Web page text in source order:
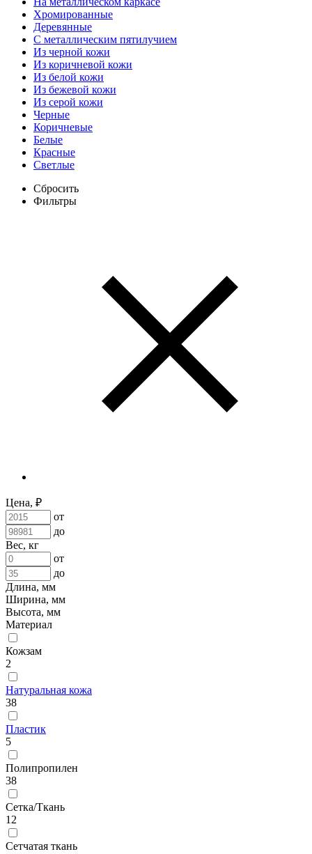
Хромированные
Деревянные
С металлическим пятилучием
Из черной кожи
Из коричневой кожи
Из белой кожи
Из бежевой кожи
Из серой кожи
Черные
Коричневые
Белые
Красные
Светлые
Сбросить
Фильтры
Цена, ₽
от
до
Вес, кг
от
до
Длина, мм
Ширина, мм
Высота, мм
Материал
Кожзам
2
Натуральная кожа
38
Пластик
5
Полипропилен
38
Сетка/Ткань
12
Сетчатая ткань